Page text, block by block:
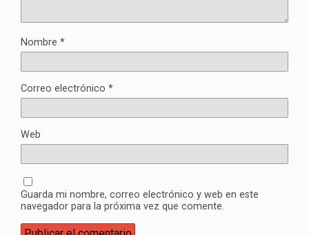
Nombre *
Correo electrónico *
Web
Guarda mi nombre, correo electrónico y web en este
navegador para la próxima vez que comente.